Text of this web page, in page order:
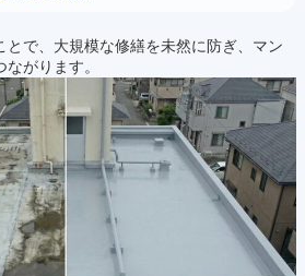
とで、大規模な修繕を未然に防ぎ、マン
がります。